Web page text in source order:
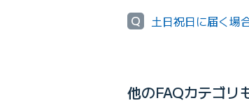
Q
土日祝日に届く場
他のFAQカテゴリ